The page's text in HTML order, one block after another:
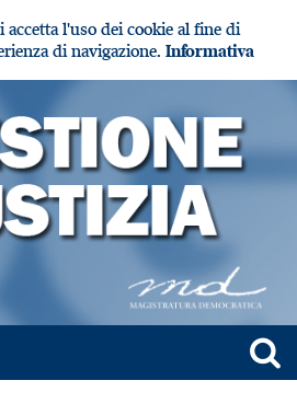
l'uso dei cookie al fine di
di navigazione. Informativa